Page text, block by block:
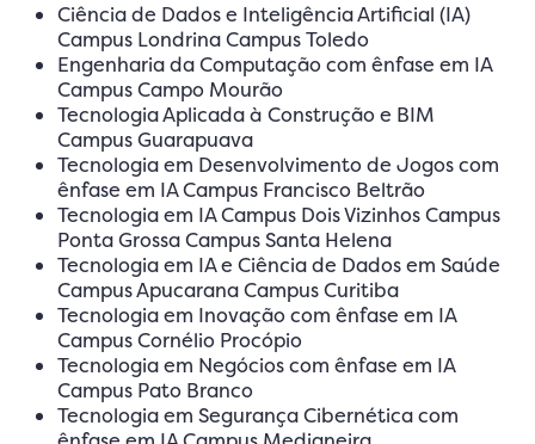
Ciência de Dados e Inteligência Artificial (IA)
Campus Londrina Campus Toledo
Engenharia da Computação com ênfase em IA
Campus Campo Mourão
Tecnologia Aplicada à Construção e BIM
Campus Guarapuava
Tecnologia em Desenvolvimento de Jogos com
ênfase em IA Campus Francisco Beltrão
Tecnologia em IA Campus Dois Vizinhos Campus
Ponta Grossa Campus Santa Helena
Tecnologia em IA e Ciência de Dados em Saúde
Campus Apucarana Campus Curitiba
Tecnologia em Inovação com ênfase em IA
Campus Cornélio Procópio
Tecnologia em Negócios com ênfase em IA
Campus Pato Branco
Tecnologia em Segurança Cibernética com